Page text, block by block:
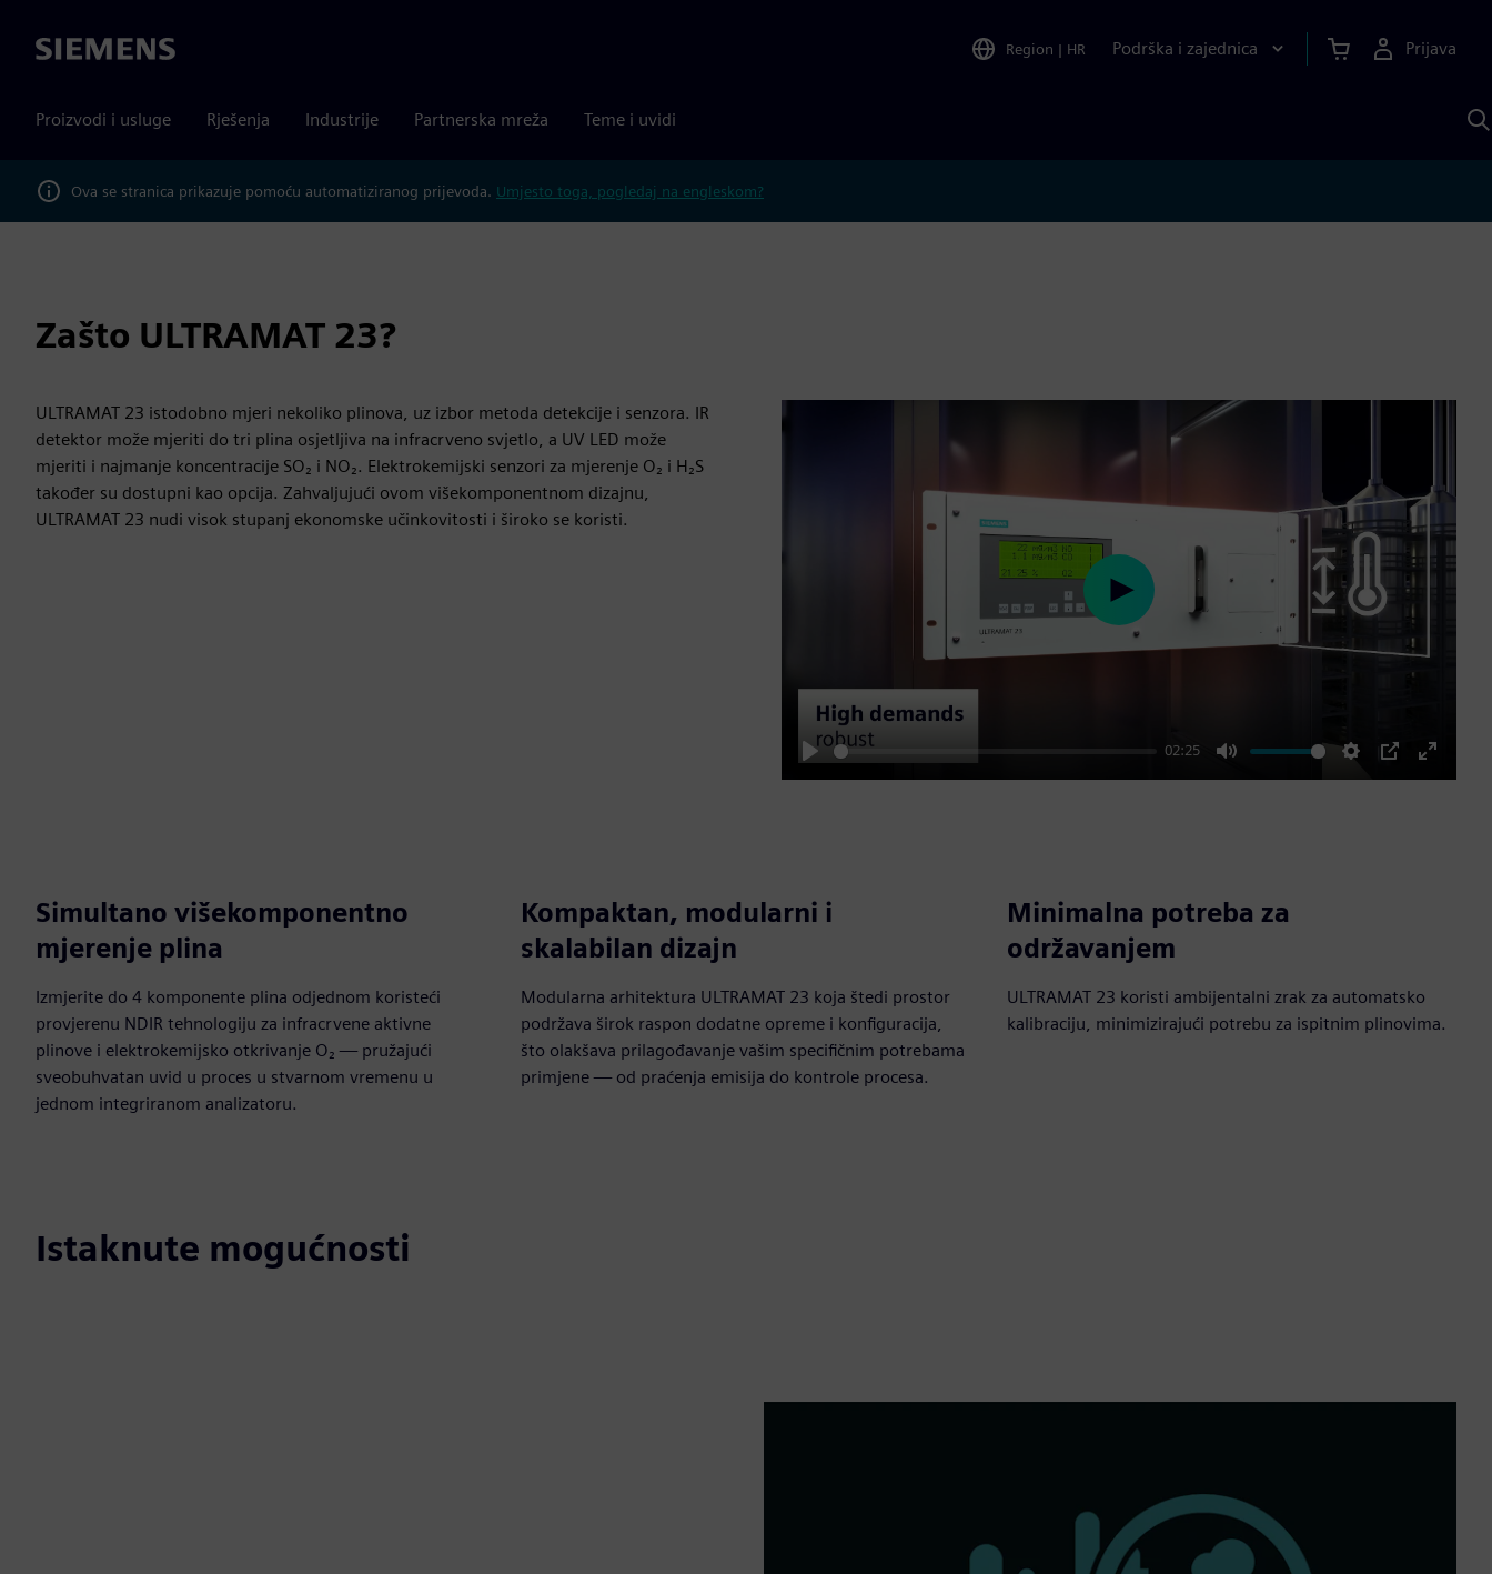
Siemens Region | HR Podrška i zajednica Prijava
Proizvodi i usluge Rješenja Industrije Partnerska mreža Teme i uvidi
Ova se stranica prikazuje pomoću automatiziranog prijevoda. Umjesto toga, pogledaj na engleskom?
Zašto ULTRAMAT 23?
ULTRAMAT 23 istodobno mjeri nekoliko plinova, uz izbor metoda detekcije i senzora. IR
detektor može mjeriti do tri plina osjetljiva na infracrveno svjetlo, a UV LED može
mjeriti i najmanje koncentracije SO₂ i NO₂. Elektrokemijski senzori za mjerenje O₂ i H₂S
također su dostupni kao opcija. Zahvaljujući ovom višekomponentnom dizajnu,
ULTRAMAT 23 nudi visok stupanj ekonomske učinkovitosti i široko se koristi.
Play
02:25
Mute Settings
PIP
Enter
Play
Simultano višekomponentno
mjerenje plina
Izmjerite do 4 komponente plina odjednom koristeći
provjerenu NDIR tehnologiju za infracrvene aktivne
plinove i elektrokemijsko otkrivanje O₂ — pružajući
sveobuhvatan uvid u proces u stvarnom vremenu u
jednom integriranom analizatoru.
Kompaktan, modularni i
skalabilan dizajn
Modularna arhitektura ULTRAMAT 23 koja štedi prostor
podržava širok raspon dodatne opreme i konfiguracija,
što olakšava prilagođavanje vašim specifičnim potrebama
primjene — od praćenja emisija do kontrole procesa.
Minimalna potreba za
održavanjem
ULTRAMAT 23 koristi ambijentalni zrak za automatsko
kalibraciju, minimizirajući potrebu za ispitnim plinovima.
Istaknute mogućnosti